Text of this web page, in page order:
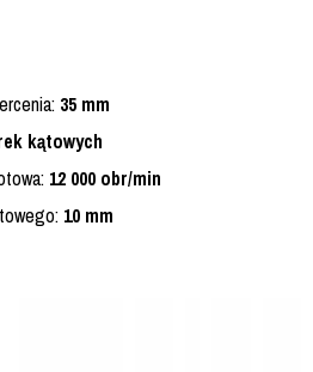
35 mm
kątowych
12 000 obr/min
10 mm